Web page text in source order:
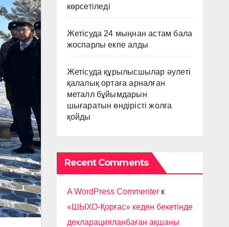
көрсетіледі
Жетісуда 24 мыңнан астам бала
жоспарлы екпе алды
Жетісуда құрылысшылар әулеті
қалалық ортаға арналған
металл бұйымдарын
шығаратын өндірісті жолға
қойды
Recent Comments
A WordPress Commenterк
«ШЫХО-Қорғас» кеден бекетінде
декларацияланбаған ақшаны